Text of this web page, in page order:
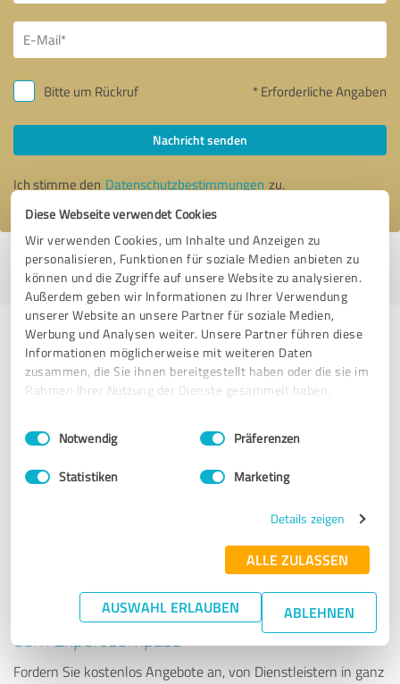
Diese Webseite verwendet Cookies
Wir verwenden Cookies, um Inhalte und Anzeigen zu
personalisieren, Funktionen für soziale Medien anbieten zu
können und die Zugriffe auf unsere Website zu analysieren.
Außerdem geben wir Informationen zu Ihrer Verwendung
unserer Website an unsere Partner für soziale Medien,
Werbung und Analysen weiter. Unsere Partner führen diese
Informationen möglicherweise mit weiteren Daten
zusammen, die Sie ihnen bereitgestellt haben oder die sie im
Rahmen Ihrer Nutzung der Dienste gesammelt haben.
Impressum Datenschutzbestimmungen
Einwilligungsauswahl
Notwendig Präferenzen
Statistiken Marketing
Details zeigen
ALLE ZULASSEN
AUSWAHL ERLAUBEN ABLEHNEN
Bitte um Rückruf * Erforderliche Angaben
Nachricht senden
Ich stimme den Datenschutzbestimmungen zu.
Profil aktiv seit 09.11.2024 |Letzte Aktualisierung: 17.12.2024|Profil
melden
Erfahrungen zu weiteren
Anbietern aus dem Bereich
Coaching
Best Version GmbH
Tipp: Die passenden Experten finden - mit
dem ExpertCompass
Fordern Sie kostenlos Angebote an, von Dienstleistern in ganz